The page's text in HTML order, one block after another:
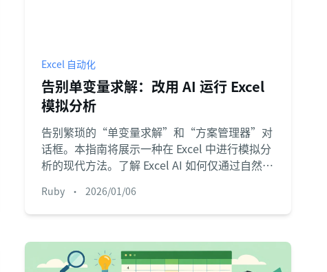
Excel 自动化
告别单变量求解：改用 AI 运行 Excel
模拟分析
告别繁琐的“单变量求解”和“方案管理器”对
话框。本指南将展示一种在 Excel 中进行模拟分
析的现代方法。了解 Excel AI 如何仅通过自然语
分析。
Ruby • 2026/01/06